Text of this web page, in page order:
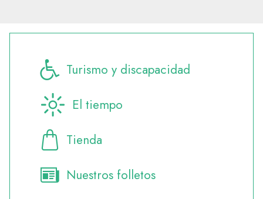
Turismo y discapacidad
El tiempo
Tienda
Nuestros folletos